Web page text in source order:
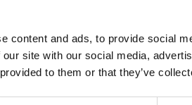
content and ads, to provide social
site with our social media,
to them or that they’ve